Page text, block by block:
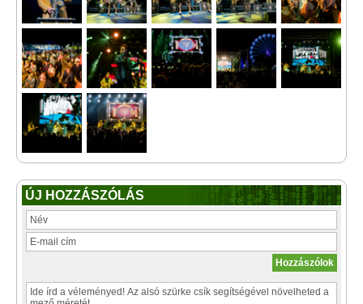
ÚJ HOZZÁSZÓLÁS